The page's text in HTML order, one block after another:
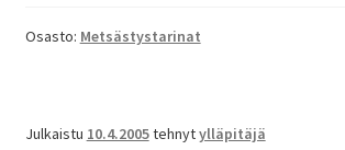
Osasto: Metsästystarinat
Julkaistu 10.4.2005tehnytylläpitäjä